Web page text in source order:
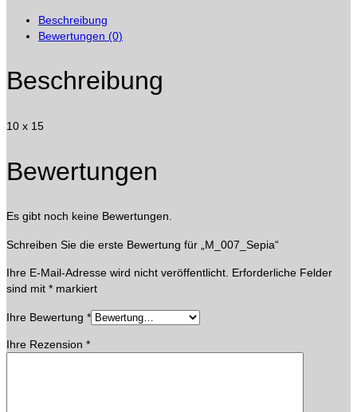
Beschreibung
Bewertungen (0)
Beschreibung
10 x 15
Bewertungen
Es gibt noch keine Bewertungen.
Schreiben Sie die erste Bewertung für „M_007_Sepia“
Ihre E-Mail-Adresse wird nicht veröffentlicht. Erforderliche Felder
sind mit * markiert
Ihre Bewertung *
Ihre Rezension *